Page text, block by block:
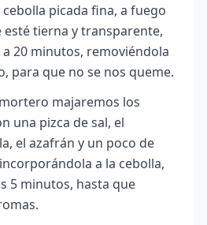
picada fina, a fuego
esté tierna y transparente,
20 minutos, removiéndola
para que no se nos queme.
majaremos los
una pizca de sal, el
el azafrán y un poco de
a la cebolla,
5 minutos, hasta que